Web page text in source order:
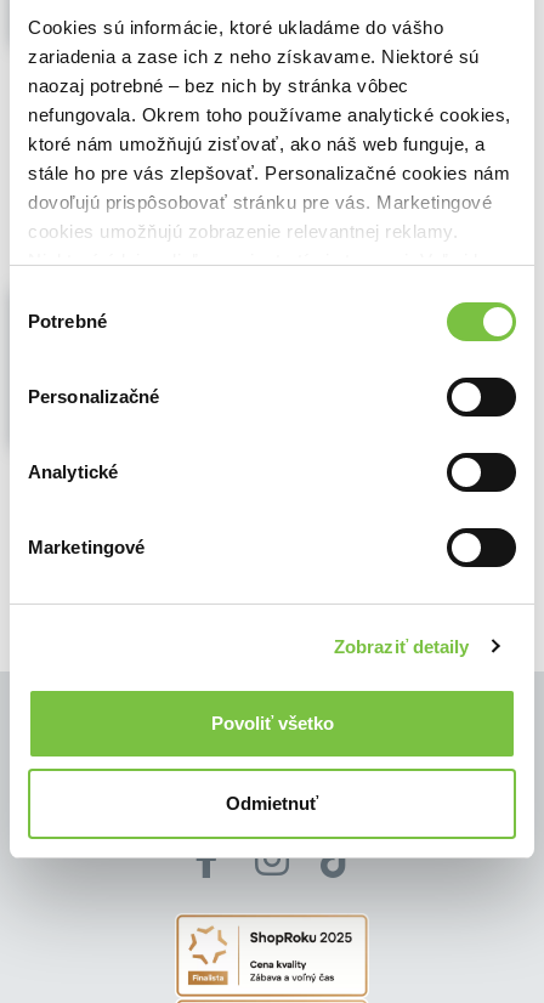
Cookies sú informácie, ktoré ukladáme do vášho
zariadenia a zase ich z neho získavame. Niektoré sú
naozaj potrebné – bez nich by stránka vôbec
nefungovala. Okrem toho používame analytické cookies,
ktoré nám umožňujú zisťovať, ako náš web funguje, a
stále ho pre vás zlepšovať. Personalizačné cookies nám
dovoľujú prispôsobovať stránku pre vás. Marketingové
cookies umožňujú zobrazenie relevantnej reklamy.
Niektoré údaje zdieľame aj s tretími stranami. Veľmi by
cookies.
súhlasu
Potrebné
Personalizačné
Analytické
Marketingové
Zobraziť detaily
Povoliť všetko
Odmietnuť
originálních, ze světových kuchyní i od čtyř
vynikajících slovenských šéfkuchařů,
jednoduchých a nenáročných i
složitějších... Zobraziť viac
🌴 Máme na sklade, posielame ihneď.
9,90€ Do košíka
(2014)
Recepty na přípravu sendvičů, klasických i
originálních, ze světových kuchyní i od čtyř
🍎 Je nám ľúto, ale predaj už skončil
© Všetky práva vyhradené